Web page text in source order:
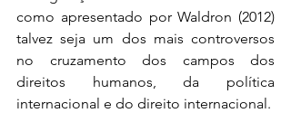
como apresentado por Waldron (2012)
talvez seja um dos mais controversos
no cruzamento dos campos dos
direitos humanos, da política
internacional e do direito internacional.